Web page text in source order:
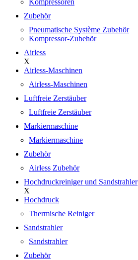
Kompressoren
Zubehör
Pneumatische Système Zubehör
Kompressor-Zubehör
Airless
X
Airless-Maschinen
Airless-Maschinen
Luftfreie Zerstäuber
Luftfreie Zerstäuber
Markiermaschine
Markiermaschine
Zubehör
Airless Zubehör
Hochdruckreiniger und Sandstrahler
X
Hochdruck
Thermische Reiniger
Sandstrahler
Sandstrahler
Zubehör